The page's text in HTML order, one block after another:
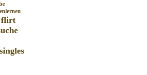
flirt
singles